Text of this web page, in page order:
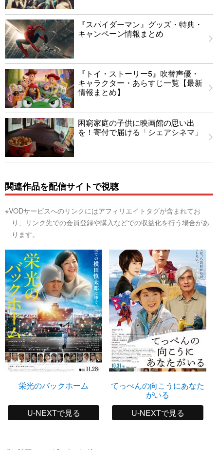
『スパイダーマン』グッズ・特典・
キャンペーン情報まとめ
『トイ・ストーリー5』吹替声優・
キャラクター・あらすじ一覧【最新
情報まとめ】
困窮家庭の子供に映画館の思い出
を！寄付で届ける「シェアシネマ」
関連作品を配信サイトで視聴
※VODサービスへのリンクにはアフィリエイトタグが含まれてお
り、リンク先での会員登録や購入などでの収益化を行う場合があ
ります。
栄光のバックホーム
U-NEXTで見る
てっぺんの向こうにあなた
がいる
U-NEXTで見る